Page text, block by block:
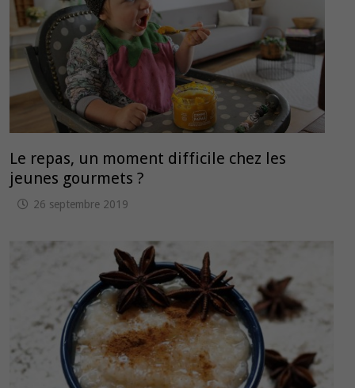
Le repas, un moment difficile chez les
jeunes gourmets ?
26 septembre 2019